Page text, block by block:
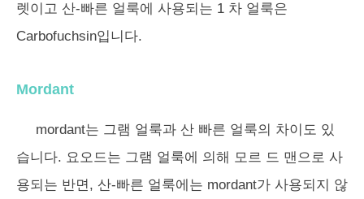
렛이고 산-빠른 얼룩에 사용되는 1 차 얼룩은
Carbofuchsin입니다.
Mordant
mordant는 그램 얼룩과 산 빠른 얼룩의 차이도 있
습니다. 요오드는 그램 얼룩에 의해 모르 드 맨으로 사
용되는 반면, 산-빠른 얼룩에는 mordant가 사용되지 않